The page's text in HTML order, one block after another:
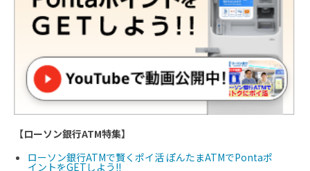
【ローソン銀行ATM特集】
ローソン銀行ATMで賢くポイ活 ぽんたまATMでPontaポ
イントをGETしよう!!